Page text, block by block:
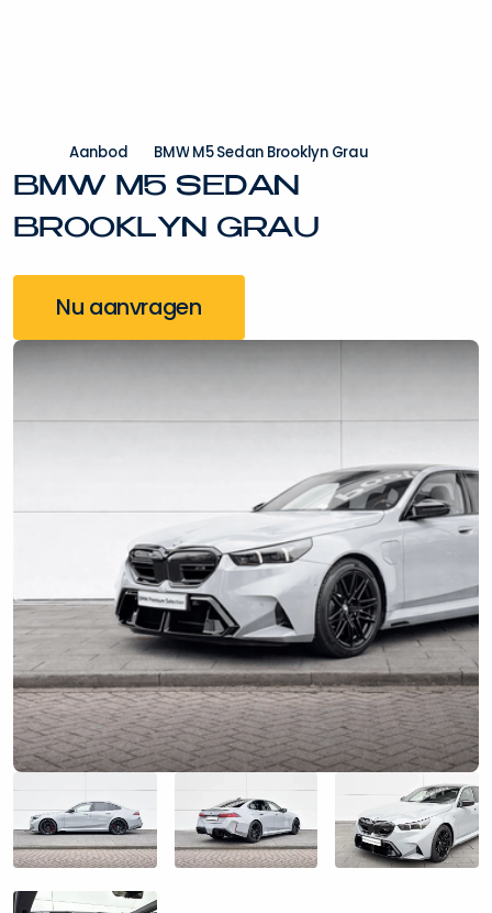
Aanbod BMW M5Sedan Brooklyn Grau
BMW M5 SEDAN
BROOKLYN GRAU
Nu aanvragen